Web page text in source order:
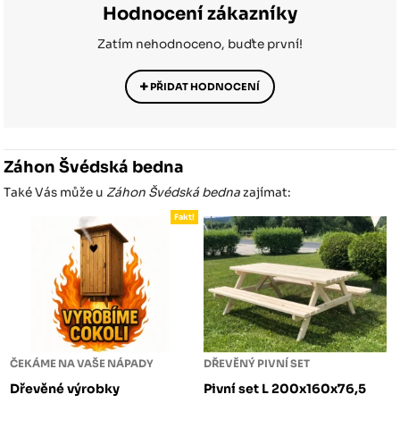
Hodnocení zákazníky
Zatím nehodnoceno, buďte první!
PŘIDAT HODNOCENÍ
Záhon Švédská bedna
Také Vás může u Záhon Švédská bednazajímat:
ČEKÁME NA VAŠE NÁPADY
Dřevěné výrobky
Fakt!
DŘEVĚNÝ PIVNÍ SET
Pivní set L 200x160x76,5